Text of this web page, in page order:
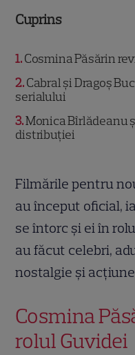
Cuprins
1 Cosmina Păsărin
2 Cabral și Dragoș
serialului
3 Monica Bîrlădeanu
distribuției
Filmările pentru
au început oficial,
se întorc și ei în
au făcut celebri,
nostalgie și
Cosmina
rolul Guvidei